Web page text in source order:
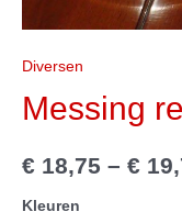
Diversen
Messing
€ 18,75 – €
Kleuren